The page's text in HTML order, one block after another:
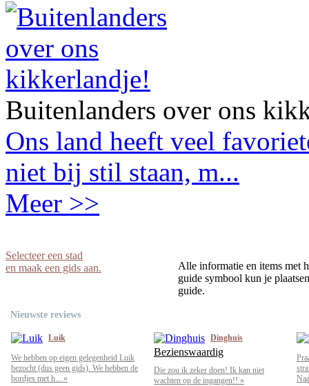
Buitenlanders over ons
Ons land heeft veel
niet bij stil staan, m...
Meer >>
Selecteer een stad
en maak een gids aan.
Alle informatie en items met
guide symbool kun je
guide.
Nieuwste reviews
Luik
We hebben op eigen gelegenheid Luik
bezocht (dus geen gids). We hebben de
bordjes met h... »
Dinghuis
Bezienswaardig
Die zou ik zeker doen! Ik kan niet
wachten op de ingangen!! »